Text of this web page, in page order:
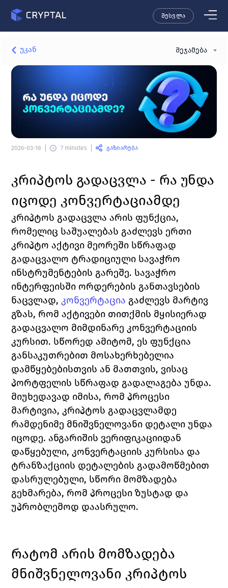
შესვლა
უკან შეჯამება
2026-03-18 7 minutes გაზიარება
კრიპტოს გადაცვლა - რა უნდა
იცოდე კონვერტაციამდე
კრიპტოს გადაცვლა არის ფუნქცია,
რომელიც საშუალებას გაძლევს ერთი
კრიპტო აქტივი მეორეში სწრაფად
გადაცვალო ტრადიციული სავაჭრო
ინსტრუმენტების გარეშე. სავაჭრო
ინტერფეისში ორდერების განთავსების
ნაცვლად, კონვერტაცია გაძლევს მარტივ
გზას, რომ აქტივები თითქმის მყისიერად
გადაცვალო მიმდინარე კონვერტაციის
კურსით. სწორედ ამიტომ, ეს ფუნქცია
განსაკუთრებით მოსახერხებელია
დამწყებებისთვის ან მათთვის, ვისაც
პორტფელის სწრაფად გადალაგება უნდა.
მიუხედავად იმისა, რომ პროცესი
მარტივია, კრიპტოს გადაცვლამდე
რამდენიმე მნიშვნელოვანი დეტალი უნდა
იცოდე. ანგარიშის ვერიფიკაციიდან
დაწყებული, კონვერტაციის კურსისა და
ტრანზაქციის დეტალების გადამოწმებით
დასრულებული, სწორი მომზადება
გეხმარება, რომ პროცესი ზუსტად და
უპრობლემოდ დაასრულო.
რატომ არის მომზადება
მნიშვნელოვანი კრიპტოს